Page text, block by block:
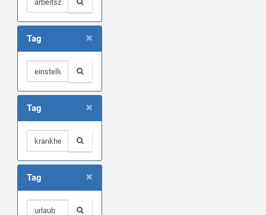
×
Tag
×
Tag
×
Tag